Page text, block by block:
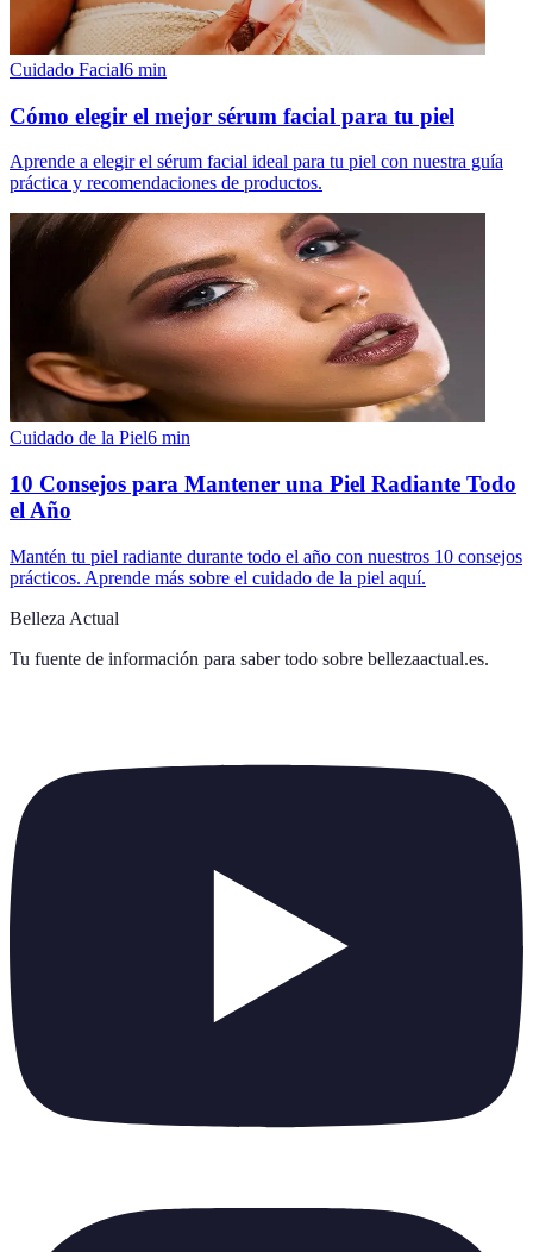
Cuidado Facial6 min
Cómo elegir el mejor sérum facial para tu piel
Aprende a elegir el sérum facial ideal para tu piel con nuestra guía
práctica y recomendaciones de productos.
Cuidado de la Piel6 min
10 Consejos para Mantener una Piel Radiante Todo
el Año
Mantén tu piel radiante durante todo el año con nuestros 10 consejos
prácticos. Aprende más sobre el cuidado de la piel aquí.
Belleza Actual
Tu fuente de información para saber todo sobre bellezaactual.es.